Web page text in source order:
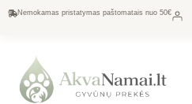
Nemokamas pristatymas paštomatais nuo 50€